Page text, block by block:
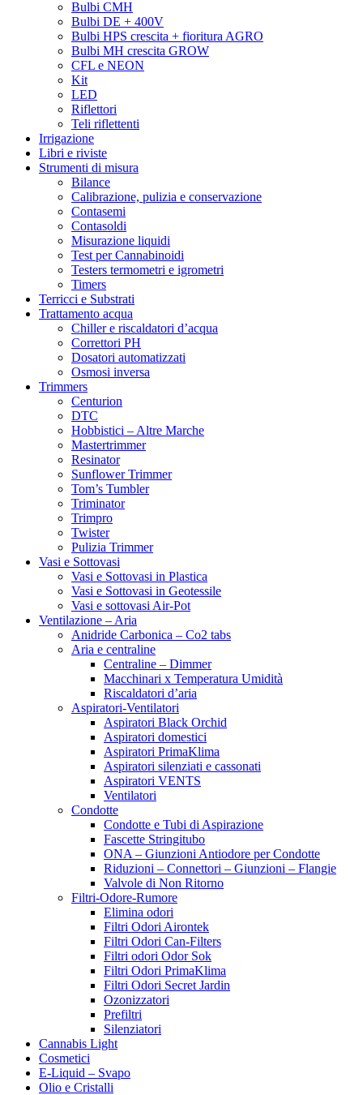
Bulbi CMH
Bulbi DE + 400V
Bulbi HPS crescita + fioritura AGRO
Bulbi MH crescita GROW
CFL e NEON
Kit
LED
Riflettori
Teli riflettenti
Irrigazione
Libri e riviste
Strumenti di misura
Bilance
Calibrazione, pulizia e conservazione
Contasemi
Contasoldi
Misurazione liquidi
Test per Cannabinoidi
Testers termometri e igrometri
Timers
Terricci e Substrati
Trattamento acqua
Chiller e riscaldatori d’acqua
Correttori PH
Dosatori automatizzati
Osmosi inversa
Trimmers
Centurion
DTC
Hobbistici – Altre Marche
Mastertrimmer
Resinator
Sunflower Trimmer
Tom’s Tumbler
Triminator
Trimpro
Twister
Pulizia Trimmer
Vasi e Sottovasi
Vasi e Sottovasi in Plastica
Vasi e Sottovasi in Geotessile
Vasi e sottovasi Air-Pot
Ventilazione – Aria
Anidride Carbonica – Co2 tabs
Aria e centraline
Centraline – Dimmer
Macchinari x Temperatura Umidità
Riscaldatori d’aria
Aspiratori-Ventilatori
Aspiratori Black Orchid
Aspiratori domestici
Aspiratori PrimaKlima
Aspiratori silenziati e cassonati
Aspiratori VENTS
Ventilatori
Condotte
Condotte e Tubi di Aspirazione
Fascette Stringitubo
ONA – Giunzioni Antiodore per Condotte
Riduzioni – Connettori – Giunzioni – Flangie
Valvole di Non Ritorno
Filtri-Odore-Rumore
Elimina odori
Filtri Odori Airontek
Filtri Odori Can-Filters
Filtri odori Odor Sok
Filtri Odori PrimaKlima
Filtri Odori Secret Jardin
Ozonizzatori
Prefiltri
Silenziatori
Cannabis Light
Cosmetici
E-Liquid – Svapo
Olio e Cristalli